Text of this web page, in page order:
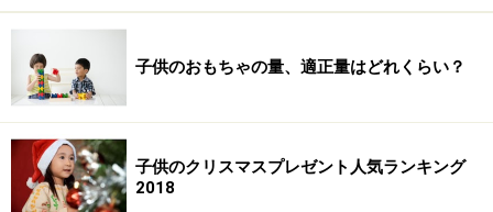
子供のおもちゃの量、適正量はどれくらい？
子供のクリスマスプレゼント人気ランキング
2018